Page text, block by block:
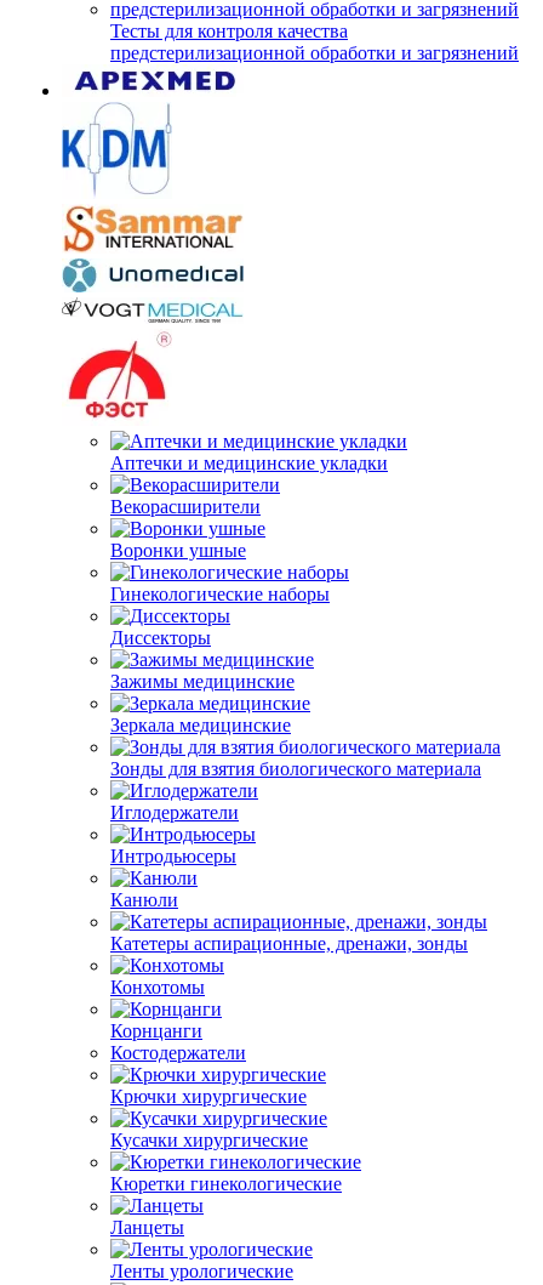
Тесты для контроля качества
предстерилизационной обработки и загрязнений
Аптечки и медицинские укладки
Векорасширители
Воронки ушные
Гинекологические наборы
Диссекторы
Зажимы медицинские
Зеркала медицинские
Зонды для взятия биологического материала
Иглодержатели
Интродьюсеры
Канюли
Катетеры аспирационные, дренажи, зонды
Конхотомы
Корнцанги
Костодержатели
Крючки хирургические
Кусачки хирургические
Кюретки гинекологические
Ланцеты
Ленты урологические